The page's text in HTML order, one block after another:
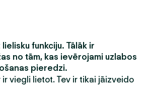
funkciju. Tālāk ir
no tām, kas ievērojami uzlabos
pieredzi.
ir viegli lietot. Tev ir tikai jāizveido